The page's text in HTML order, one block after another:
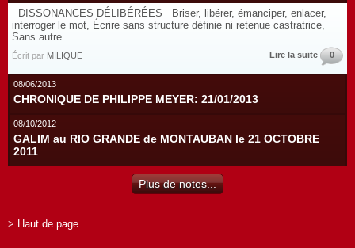
DISSONANCES DÉLIBÉRÉES Briser, libérer, émanciper, enlacer,
interroger le mot, Écrire sans structure définie ni retenue castratrice,
Sans autre...
Écrit par MILIQUE Lire la suite 0
08/06/2013
CHRONIQUE DE PHILIPPE MEYER: 21/01/2013
08/10/2012
GALIM au RIO GRANDE de MONTAUBAN le 21 OCTOBRE
2011
Plus de notes...
> Haut de page